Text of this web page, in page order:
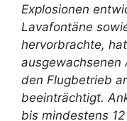
Explosionen
Lavafontäne
hervorbrachte,
ausgewachsenen
den Flugbetrieb
beeinträchtigt.
bis mindestens